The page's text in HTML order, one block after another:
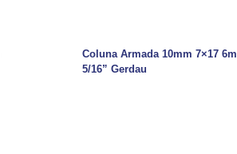
Coluna Armada 10mm 7×17 6m
5/16” Gerdau